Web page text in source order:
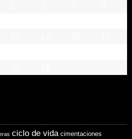
ciclo de vida cimentaciones